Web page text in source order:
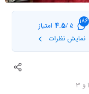
186
5 /
4.5 امتیاز
نمایش نظرات